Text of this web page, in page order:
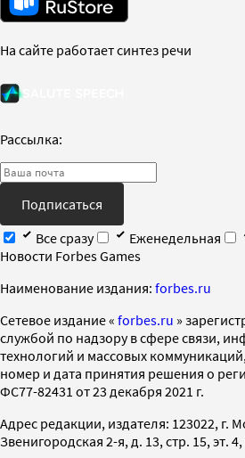
На сайте работает синтез речи
Рассылка:
Подписаться
Все сразу
Еженедельная
Новости Forbes Games
Наименование издания: forbes.ru
Cетевое издание « forbes.ru »
службой по надзору в сфере связи,
технологий и массовых
номер и дата принятия решения о
ФС77-82431 от 23 декабря 2021 г.
Адрес редакции, издателя: 123022, г.
Звенигородская 2-я, д. 13, стр. 15, эт.